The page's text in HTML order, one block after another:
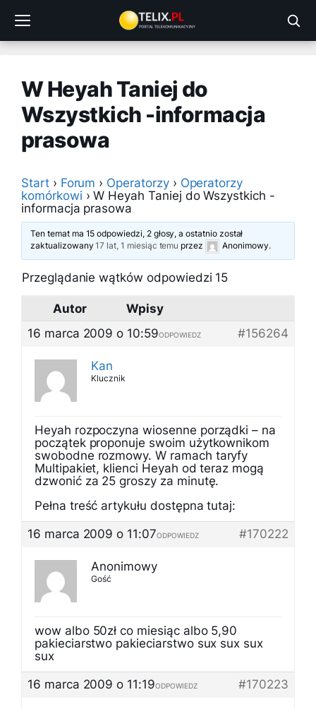
treści
W Heyah Taniej do
Wszystkich -informacja
prasowa
Start › Forum › Operatorzy › Operatorzy
komórkowi › W Heyah Taniej do Wszystkich -
informacja prasowa
Ten temat ma 15 odpowiedzi, 2 głosy, a ostatnio został
zaktualizowany17 lat, 1 miesiąc temu przez Anonimowy.
Przeglądanie wątków odpowiedzi 15
Autor
Wpisy
16 marca 2009 o 10:59
#156264
ODPOWIEDZ
Kan
Klucznik
Heyah rozpoczyna wiosenne porządki – na
początek proponuje swoim użytkownikom
swobodne rozmowy. W ramach taryfy
Multipakiet, klienci Heyah od teraz mogą
dzwonić za 25 groszy za minutę.
Pełna treść artykułu dostępna tutaj:
16 marca 2009 o 11:07
#170222
ODPOWIEDZ
Anonimowy
Gość
wow albo 50zł co miesiąc albo 5,90
pakieciarstwo pakieciarstwo sux sux sux
sux
16 marca 2009 o 11:19
#170223
ODPOWIEDZ